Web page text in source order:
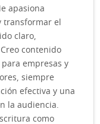
apasiona
transformar el
claro,
contenido
empresas y
siempre
efectiva y una
la audiencia.
como